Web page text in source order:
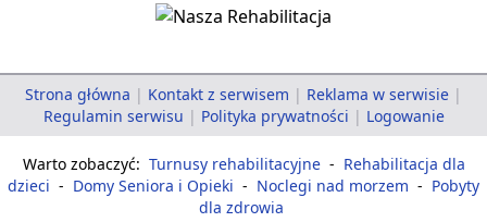
Strona główna | Kontakt z serwisem | Reklama w serwisie |
Regulamin serwisu | Polityka prywatności | Logowanie
Warto zobaczyć: Turnusy rehabilitacyjne - Rehabilitacja dla
dzieci - Domy Seniora i Opieki - Noclegi nad morzem - Pobyty
dla zdrowia